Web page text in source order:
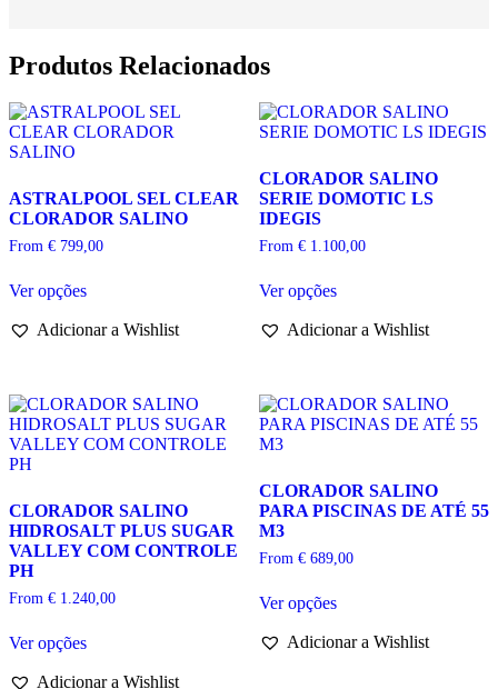
Produtos Relacionados
ASTRALPOOL SEL CLEAR
CLORADOR SALINO
From € 799,00
Ver opçõesproduct
multiple
may
be
chosen
product
page
Adicionar a Wishlist
CLORADOR SALINO
SERIE DOMOTIC LS
IDEGIS
From €1.100,00
Ver opçõesproduct
multiple
may
be
the
product
Adicionar a Wishlist
CLORADOR SALINO
HIDROSALT PLUS SUGAR
VALLEY COM CONTROLE
PH
From € 1.240,00
Ver opçõesproduct
multiple
Adicionar a Wishlist
CLORADOR SALINO
PARA PISCINAS DE ATÉ 55
M3
From €689,00
Ver opçõesproduct
multiple
Adicionar a Wishlist